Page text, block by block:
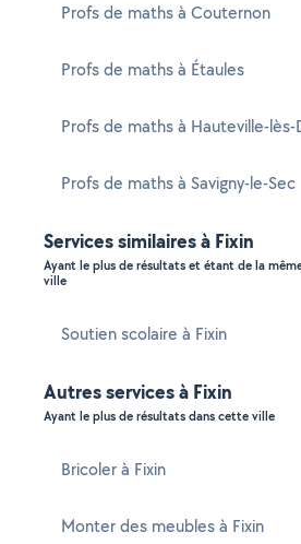
Profs de maths à Couternon
Profs de maths à Étaules
Profs de maths à Hauteville-lès-
Profs de maths à Savigny-le-Sec
Services similaires à Fixin
Ayant le plus de résultats et étant de la
ville
Soutien scolaire à Fixin
Autres services à Fixin
Ayant le plus de résultats dans cette ville
Bricoler à Fixin
Monter des meubles à Fixin